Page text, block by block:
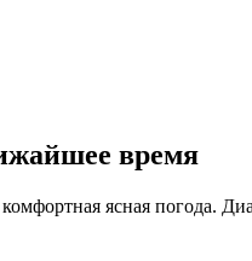
время
ясная погода.